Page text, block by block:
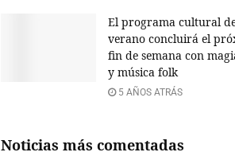
El programa cultural
verano concluirá el
fin de semana con
y música folk
5 AÑOS ATRÁS
Noticias más comentadas